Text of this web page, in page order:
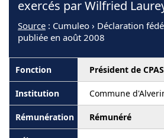
exercés par Wilfried
Source : Cumuleo › Déclaration
publiée en août 2008
Président de CPAS
Commune
Rémunéré